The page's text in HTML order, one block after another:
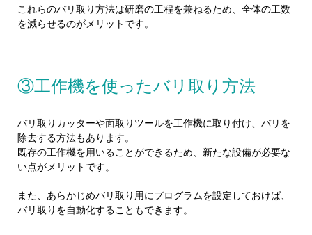
これらのバリ取り方法は研磨の工程を兼ねるため、全体の工数
を減らせるのがメリットです。
③工作機を使ったバリ取り方法
バリ取りカッターや面取りツールを工作機に取り付け、バリを
除去する方法もあります。
既存の工作機を用いることができるため、新たな設備が必要な
い点がメリットです。
また、あらかじめバリ取り用にプログラムを設定しておけば、
バリ取りを自動化することもできます。